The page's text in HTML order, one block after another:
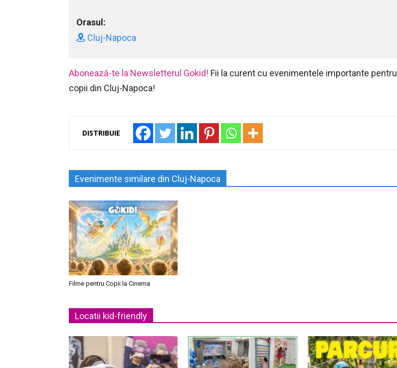
Orasul:
Cluj-Napoca
Abonează-te la Newsletterul Gokid! Fii la curent cu evenimentele importante pentru
copii din Cluj-Napoca!
DISTRIBUIE
Evenimente similare din Cluj-Napoca
Filme pentru Copii la Cinema
Locatii kid-friendly